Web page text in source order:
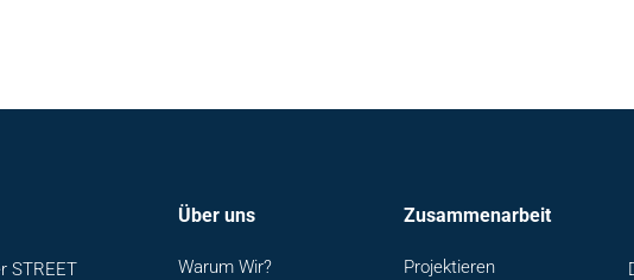
STREET
Über uns
Warum Wir?
Zusammenarbeit
Projektieren